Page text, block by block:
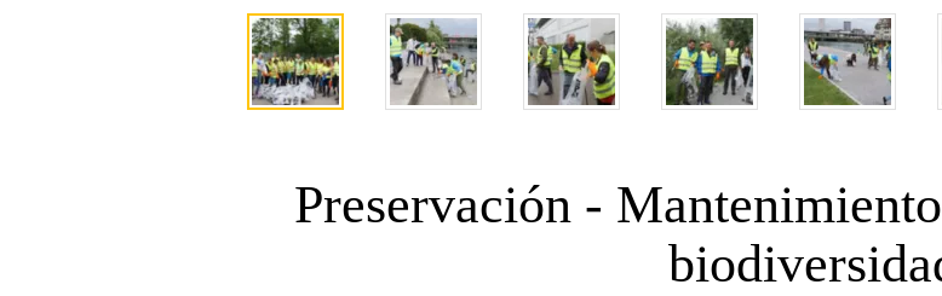
Preservación -